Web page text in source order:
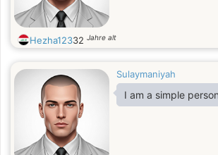
Hezha12332 Jahre alt
Sulaymaniyah
I am a simple person